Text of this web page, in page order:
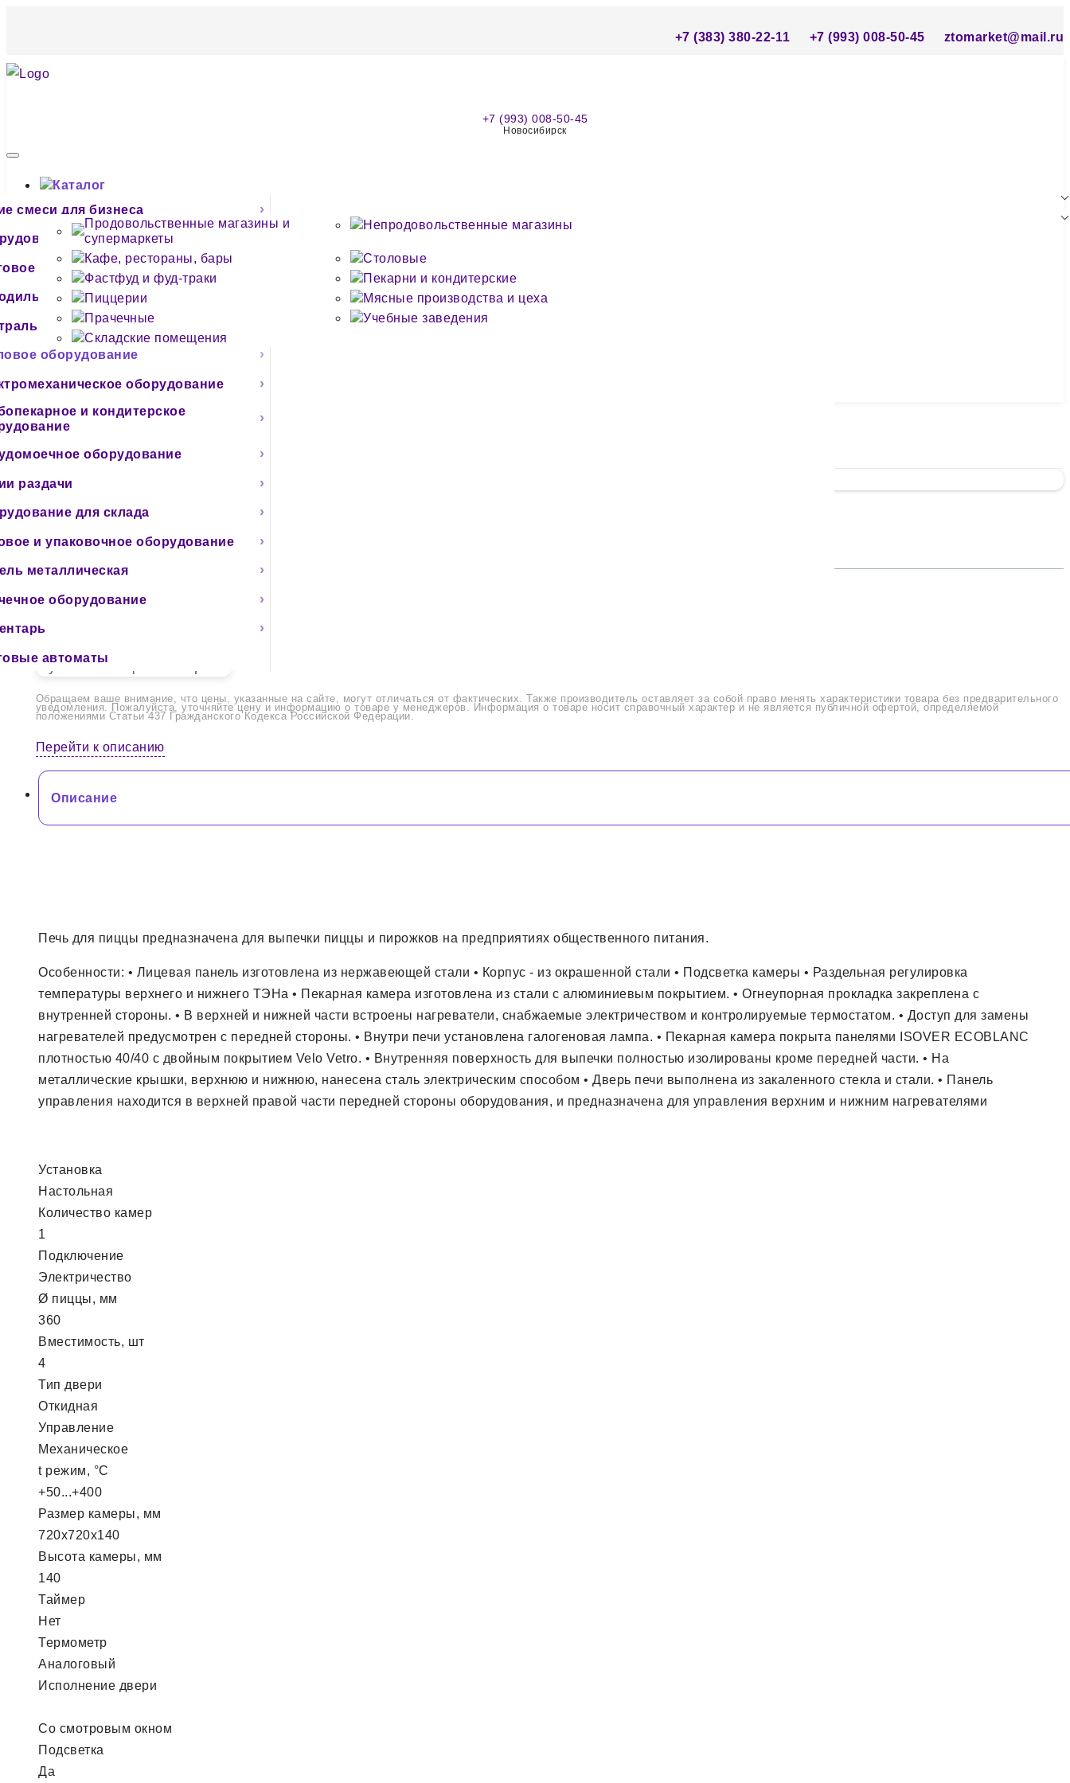
+7 (383) 380-22-11 +7 (993) 008-50-45 ztomarket@mail.ru
+7 (993) 008-50-45
Новосибирск
Каталог
смеси для бизнеса
для фаст-фуда, кафе
оборудование
оборудование
оборудование
оборудование
оборудование
и кондитерское
оборудование
раздачи
для склада
и упаковочное оборудование
металлическая
оборудование
автоматы
По типу предприятия
Продовольственные магазины и
супермаркеты
Непродовольственные магазины
Кафе, рестораны, бары
Столовые
Фастфуд и фуд-траки
Пекарни и кондитерские
Пиццерии
Мясные производства и цеха
Прачечные
Учебные заведения
Складские помещения
О компании
Контакты
0
Печь для пиццы Resto Italia START 4 BIG 400V
117 440 ₽В наличии
Нужна помощь с выбором?
Обращаем ваше внимание, что цены, указанные на сайте, могут отличаться от фактических. Также производитель оставляет за собой право менять характеристики товара без предварительного
уведомления. Пожалуйста, уточняйте цену и информацию о товаре у менеджеров. Информация о товаре носит справочный характер и не является публичной офертой, определяемой
положениями Статьи 437 Гражданского Кодекса Российской Федерации.
Перейти к описанию
Описание
Печь для пиццы предназначена для выпечки пиццы и пирожков на предприятиях общественного питания.
Особенности: • Лицевая панель изготовлена из нержавеющей стали • Корпус - из окрашенной стали • Подсветка камеры • Раздельная регулировка
температуры верхнего и нижнего ТЭНа • ​Пекарная камера изготовлена из стали с алюминиевым покрытием. • Огнеупорная прокладка закреплена с
внутренней стороны. • В верхней и нижней части встроены нагреватели, снабжаемые электричеством и контролируемые термостатом. • Доступ для замены
нагревателей предусмотрен с передней стороны. • Внутри печи установлена галогеновая лампа. • Пекарная камера покрыта панелями ISOVER ECOBLANC
плотностью 40/40 с двойным покрытием Velo Vetro. • Внутренняя поверхность для выпечки полностью изолированы кроме передней части. • На
металлические крышки, верхнюю и нижнюю, нанесена сталь электрическим способом • Дверь печи выполнена из закаленного стекла и стали. • Панель
управления находится в верхней правой части передней стороны оборудования, и предназначена для управления верхним и нижним нагревателями
Установка
Настольная
Количество камер
1
Подключение
Электричество
Ø пиццы, мм
360
Вместимость, шт
4
Тип двери
Откидная
Управление
Механическое
t режим, °С
+50...+400
Размер камеры, мм
720х720х140
Высота камеры, мм
140
Таймер
Нет
Термометр
Аналоговый
Исполнение двери
Со смотровым окном
Подсветка
Да